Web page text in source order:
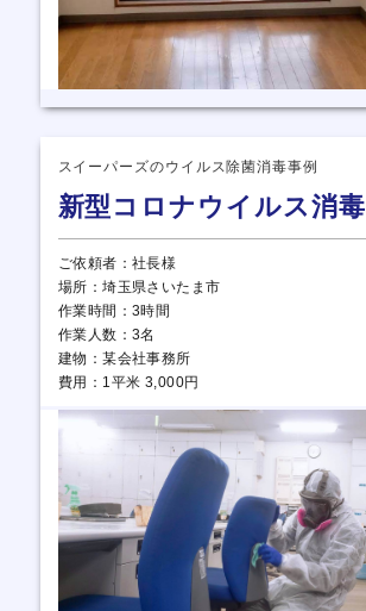
スイーパーズのウイルス除菌消毒事例
新型コロナウイルス消毒
ご依頼者：社長様
場所：埼玉県さいたま市
作業時間：3時間
作業人数：3名
建物：某会社事務所
費用：1平米 3,000円